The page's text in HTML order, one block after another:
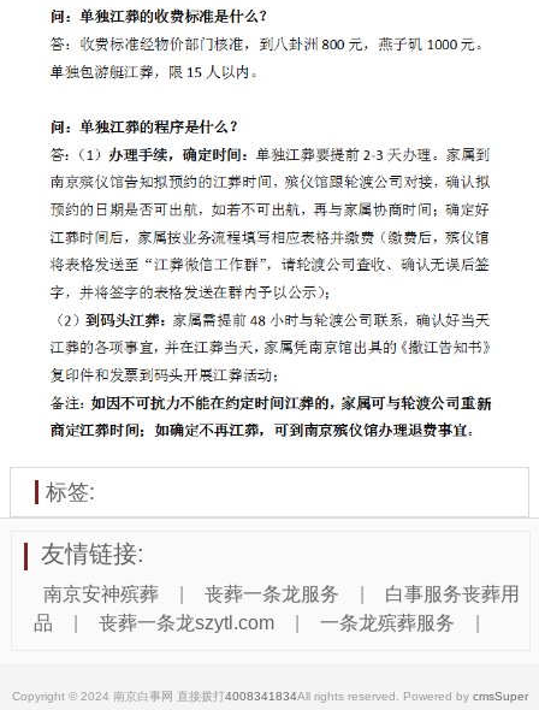
标签:
友情链接:
南京安神殡葬 丧葬一条龙服务
白事服务丧葬用
品
丧葬一条龙szytl.com 一条龙殡葬服务
Copyright © 2024 南京白事网 直接拨打4008341834All rights reserved. Powered by cmsSuper